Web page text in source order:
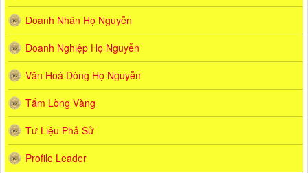
Doanh Nhân Họ Nguyễn
Doanh Nghiệp Họ Nguyễn
Văn Hoá Dòng Họ Nguyễn
Tấm Lòng Vàng
Tư Liệu Phả Sử
Profile Leader